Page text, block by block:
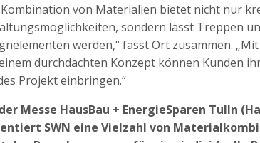
Kombination von Materialien bietet nicht nur
sondern lässt Treppen
werden,“ fasst Ort zusammen.
durchdachten Konzept können Kunden
Projekt einbringen.“
Messe HausBau + EnergieSparen Tulln
SWN eine Vielzahl von